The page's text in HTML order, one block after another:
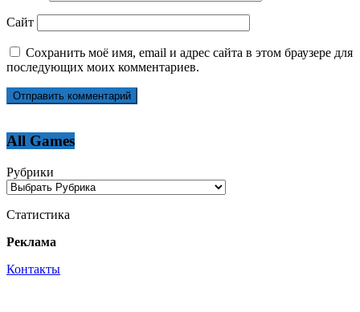
Сайт
Сохранить моё имя, email и адрес сайта в этом браузере для
последующих моих комментариев.
All Games
Рубрики
Статистика
Реклама
Контакты